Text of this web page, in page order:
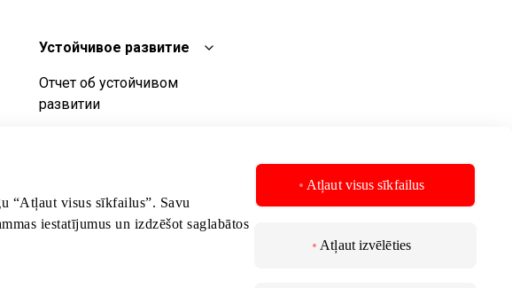
“Atļaut visus sīkfailus”. Savu
iestatījumus un izdzēšot saglabātos
Atļaut visus sīkfailus
Atļaut izvēlēties
Устойчивое развитие
Отчет об устойчивом
развитии